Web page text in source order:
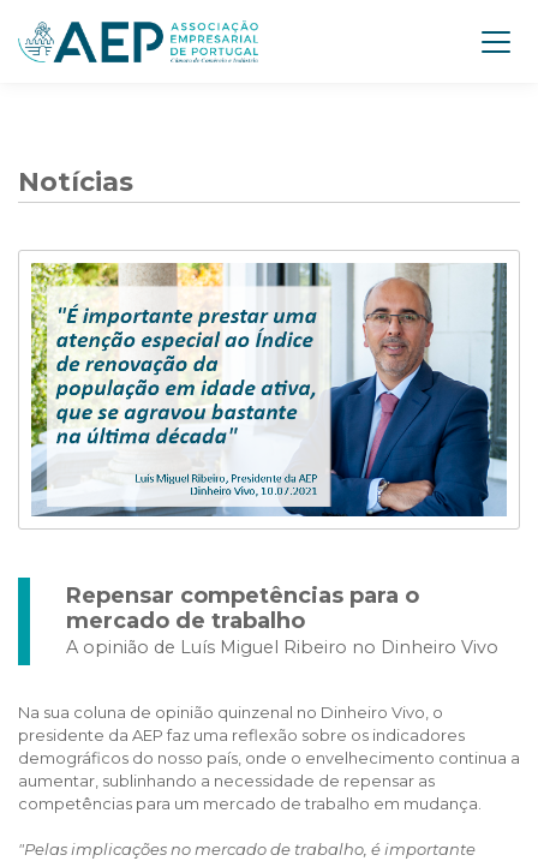
Notícias
Repensar competências para o
mercado de trabalho
A opinião de Luís Miguel Ribeiro no Dinheiro Vivo
Na sua coluna de opinião quinzenal no Dinheiro Vivo, o
presidente da AEP faz uma reflexão sobre os indicadores
demográficos do nosso país, onde o envelhecimento continua a
aumentar, sublinhando a necessidade de repensar as
competências para um mercado de trabalho em mudança.
"Pelas implicações no mercado de trabalho, é importante